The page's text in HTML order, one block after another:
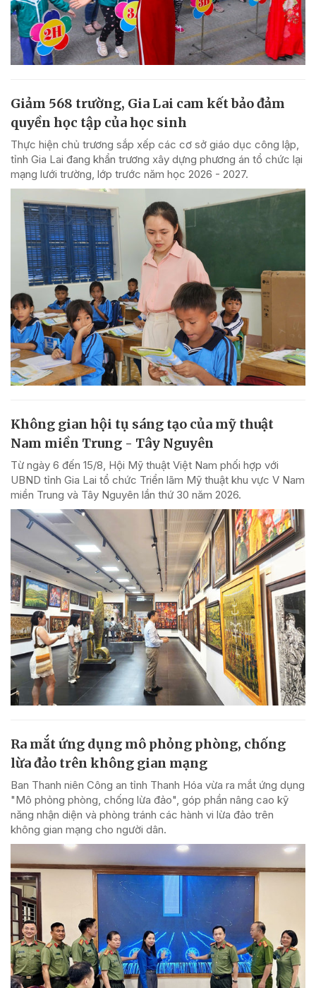
Giảm 568 trường, Gia Lai cam kết bảo đảm
quyền học tập của học sinh
Thực hiện chủ trương sắp xếp các cơ sở giáo dục công lập,
tỉnh Gia Lai đang khẩn trương xây dựng phương án tổ chức lại
mạng lưới trường, lớp trước năm học 2026 - 2027.
Không gian hội tụ sáng tạo của mỹ thuật
Nam miền Trung - Tây Nguyên
Từ ngày 6 đến 15/8, Hội Mỹ thuật Việt Nam phối hợp với
UBND tỉnh Gia Lai tổ chức Triển lãm Mỹ thuật khu vực V Nam
miền Trung và Tây Nguyên lần thứ 30 năm 2026.
Ra mắt ứng dụng mô phỏng phòng, chống
lừa đảo trên không gian mạng
Ban Thanh niên Công an tỉnh Thanh Hóa vừa ra mắt ứng dụng
"Mô phỏng phòng, chống lừa đảo", góp phần nâng cao kỹ
năng nhận diện và phòng tránh các hành vi lừa đảo trên
không gian mạng cho người dân.